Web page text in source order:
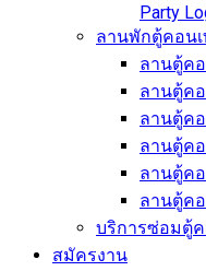
Party
ลานพักตู้คอนเ
ลานตู้ค
ลานตู้ค
ลานตู้ค
ลานตู้ค
ลานตู้ค
ลานตู้ค
บริการซ่อมตู้ค
สมัครงาน